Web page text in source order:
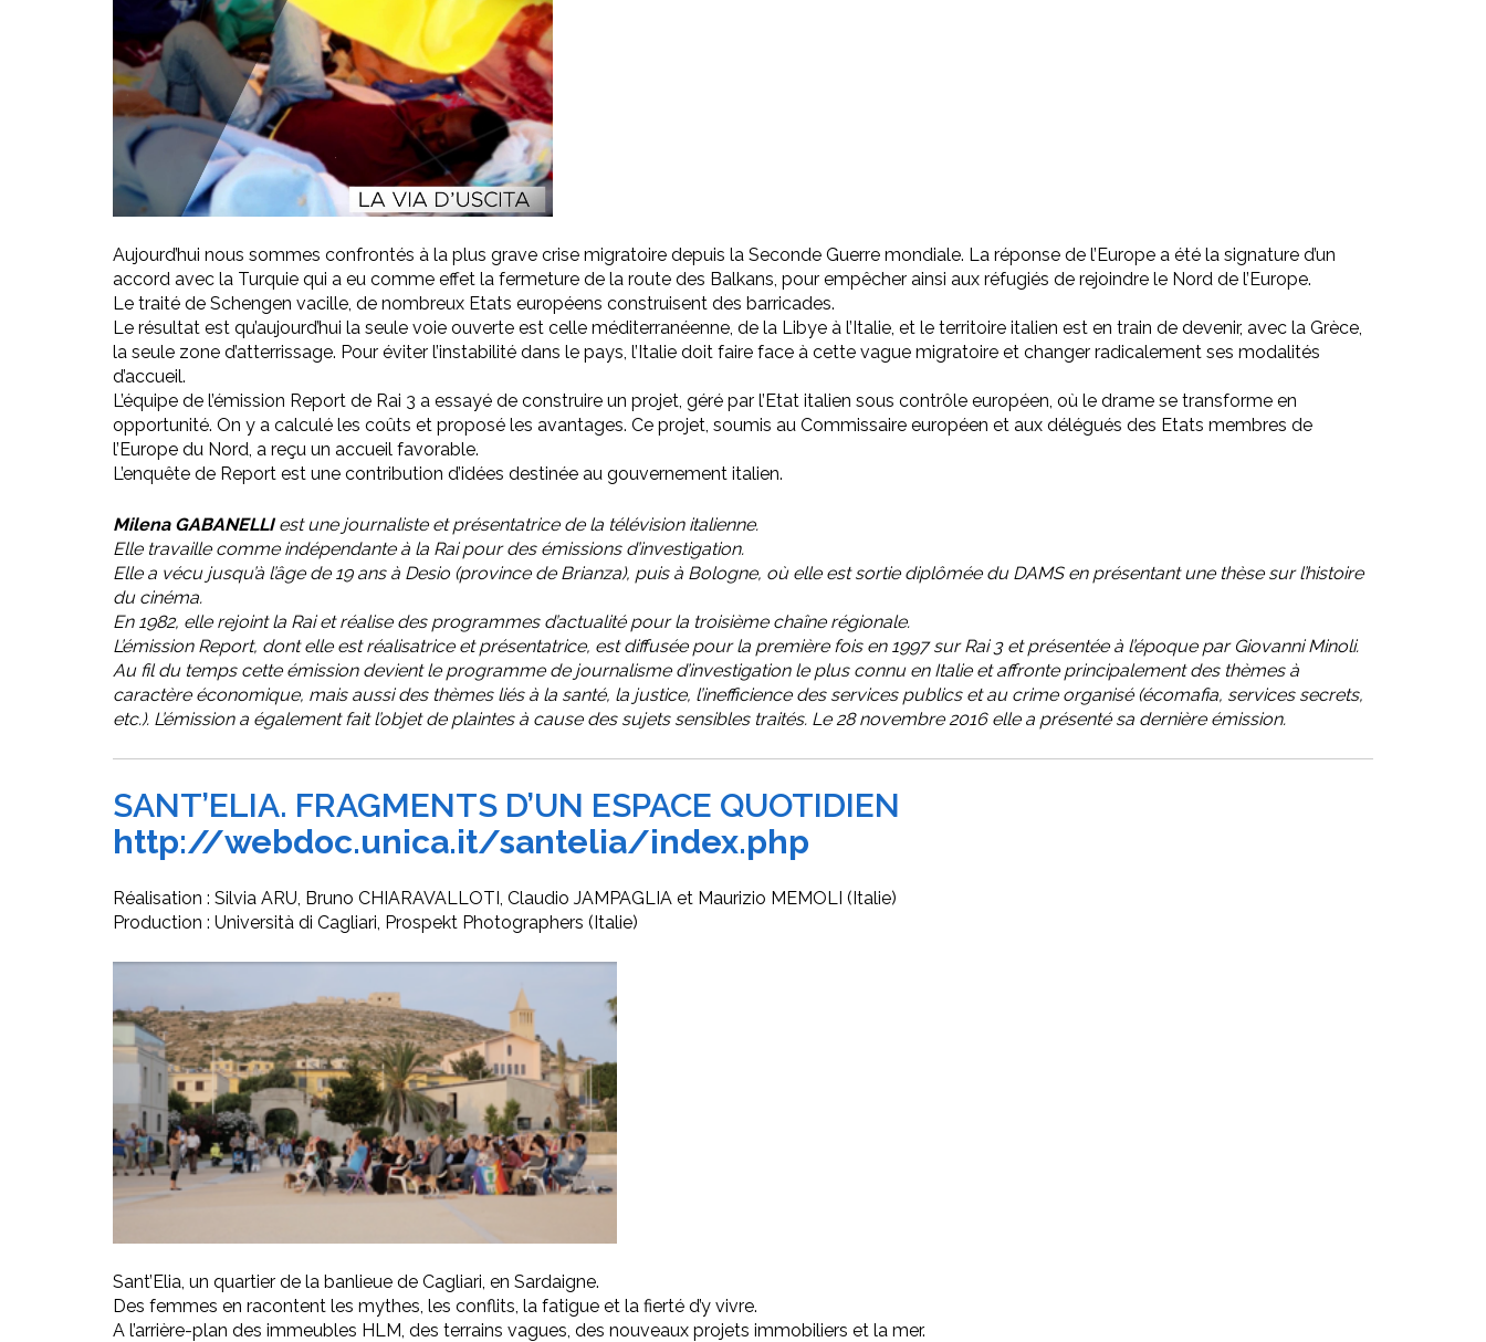
Aujourd’hui nous sommes confrontés à la plus grave crise migratoire depuis la Seconde Guerre mondiale. La réponse de l’Europe a été la signature d’un
accord avec la Turquie qui a eu comme effet la fermeture de la route des Balkans, pour empêcher ainsi aux réfugiés de rejoindre le Nord de l’Europe.
Le traité de Schengen vacille, de nombreux Etats européens construisent des barricades.
Le résultat est qu’aujourd’hui la seule voie ouverte est celle méditerranéenne, de la Libye à l’Italie, et le territoire italien est en train de devenir, avec la Grèce,
la seule zone d’atterrissage. Pour éviter l’instabilité dans le pays, l’Italie doit faire face à cette vague migratoire et changer radicalement ses modalités
d’accueil.
L’équipe de l’émission Report de Rai 3 a essayé de construire un projet, géré par l’Etat italien sous contrôle européen, où le drame se transforme en
opportunité. On y a calculé les coûts et proposé les avantages. Ce projet, soumis au Commissaire européen et aux délégués des Etats membres de
l’Europe du Nord, a reçu un accueil favorable.
L’enquête de Report est une contribution d’idées destinée au gouvernement italien.
Milena GABANELLIest une journaliste et présentatrice de la télévision italienne.
Elle travaille comme indépendante à la Rai pour des émissions d’investigation.
Elle a vécu jusqu’à l’âge de 19 ans à Desio (province de Brianza), puis à Bologne, où elle est sortie diplômée du DAMS en présentant une thèse sur l’histoire
du cinéma.
En 1982, elle rejoint la Rai et réalise des programmes d’actualité pour la troisième chaîne régionale.
L’émission Report, dont elle est réalisatrice et présentatrice, est diffusée pour la première fois en 1997 sur Rai 3 et présentée à l’époque par Giovanni Minoli.
Au fil du temps cette émission devient le programme de journalisme d’investigation le plus connu en Italie et affronte principalement des thèmes à
caractère économique, mais aussi des thèmes liés à la santé, la justice, l’inefficience des services publics et au crime organisé (écomafia, services secrets,
etc.). L’émission a également fait l’objet de plaintes à cause des sujets sensibles traités. Le 28 novembre 2016 elle a présenté sa dernière émission.
SANT’ELIA. FRAGMENTS D’UN ESPACE QUOTIDIEN
http://webdoc.unica.it/santelia/index.php
Réalisation : Silvia ARU, Bruno CHIARAVALLOTI, Claudio JAMPAGLIA et Maurizio MEMOLI (Italie)
Production : Università di Cagliari, Prospekt Photographers (Italie)
Sant’Elia, un quartier de la banlieue de Cagliari, en Sardaigne.
Des femmes en racontent les mythes, les conflits, la fatigue et la fierté d’y vivre.
A l’arrière-plan des immeubles HLM, des terrains vagues, des nouveaux projets immobiliers et la mer.